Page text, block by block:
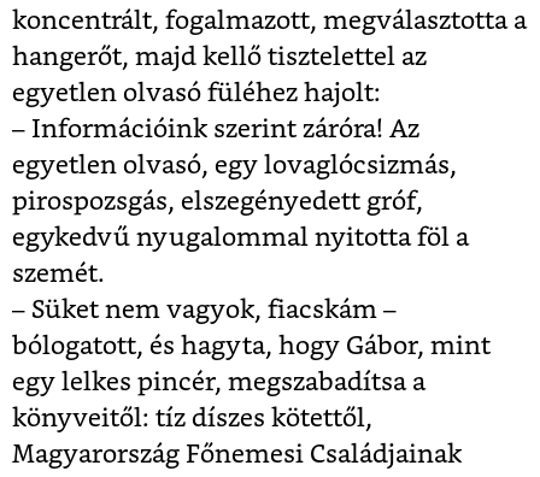
koncentrált, fogalmazott, megválasztotta a
hangerőt, majd kellő tisztelettel az
egyetlen olvasó füléhez hajolt:
– Információink szerint záróra! Az
egyetlen olvasó, egy lovaglócsizmás,
pirospozsgás, elszegényedett gróf,
egykedvű nyugalommal nyitotta föl a
szemét.
– Süket nem vagyok, fiacskám –
bólogatott, és hagyta, hogy Gábor, mint
egy lelkes pincér, megszabadítsa a
könyveitől: tíz díszes kötettől,
Magyarország Főnemesi Családjainak